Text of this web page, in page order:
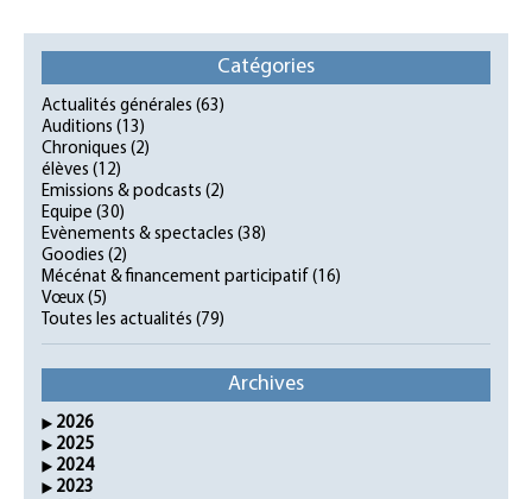
Catégories
Actualités générales (63)
Auditions (13)
Chroniques (2)
élèves (12)
Emissions & podcasts (2)
Equipe (30)
Evènements & spectacles (38)
Goodies (2)
Mécénat & financement participatif (16)
Vœux (5)
Toutes les actualités (79)
Archives
2026
2025
2024
2023